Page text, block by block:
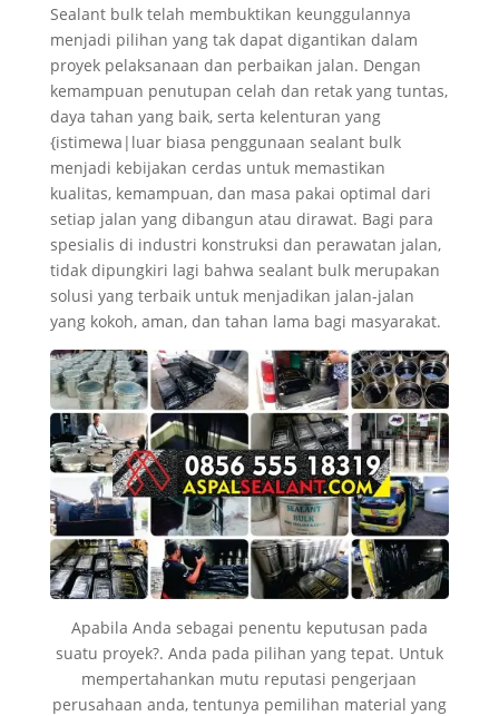
Sealant bulk telah membuktikan keunggulannya
menjadi pilihan yang tak dapat digantikan dalam
proyek pelaksanaan dan perbaikan jalan. Dengan
kemampuan penutupan celah dan retak yang tuntas,
daya tahan yang baik, serta kelenturan yang
{istimewa|luar biasa penggunaan sealant bulk
menjadi kebijakan cerdas untuk memastikan
kualitas, kemampuan, dan masa pakai optimal dari
setiap jalan yang dibangun atau dirawat. Bagi para
spesialis di industri konstruksi dan perawatan jalan,
tidak dipungkiri lagi bahwa sealant bulk merupakan
solusi yang terbaik untuk menjadikan jalan-jalan
yang kokoh, aman, dan tahan lama bagi masyarakat.
Apabila Anda sebagai penentu keputusan pada
suatu proyek?. Anda pada pilihan yang tepat. Untuk
mempertahankan mutu reputasi pengerjaan
perusahaan anda, tentunya pemilihan material yang